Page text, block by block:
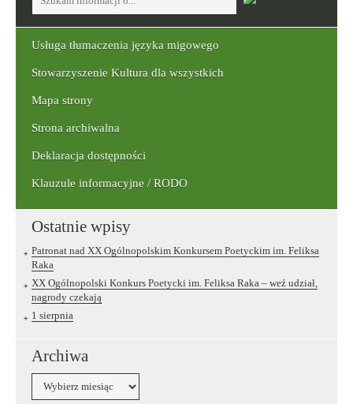
wpisz
Usługa tłumaczenia języka migowego
Stowarzyszenie Kultura dla wszystkich
Mapa strony
Strona archiwalna
Deklaracja dostępności
Klauzule informacyjne / RODO
Ostatnie wpisy
Patronat nad XX Ogólnopolskim Konkursem Poetyckim im. Feliksa
Raka
XX Ogólnopolski Konkurs Poetycki im. Feliksa Raka – weź udział,
nagrody czekają
1 sierpnia
Archiwa